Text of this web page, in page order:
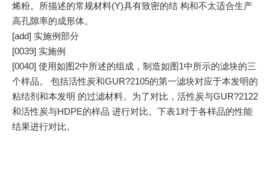
烯粉。所描述的常规材料(Y)具有致密的结 构和不太适合生产
高孔隙率的成形体。
[add] 实施例部分
[0039] 实施例
[0040] 使用如图2中所述的组成，制造如图1中所示的滤块的三
个样品。 包括活性炭和GUR?2105的第一滤块对应于本发明的
粘结剂和本发明 的过滤材料。为了对比，活性炭与GUR?2122
和活性炭与HDPE的样品 进行对比。下表1对于各样品的性能
结果进行对比。